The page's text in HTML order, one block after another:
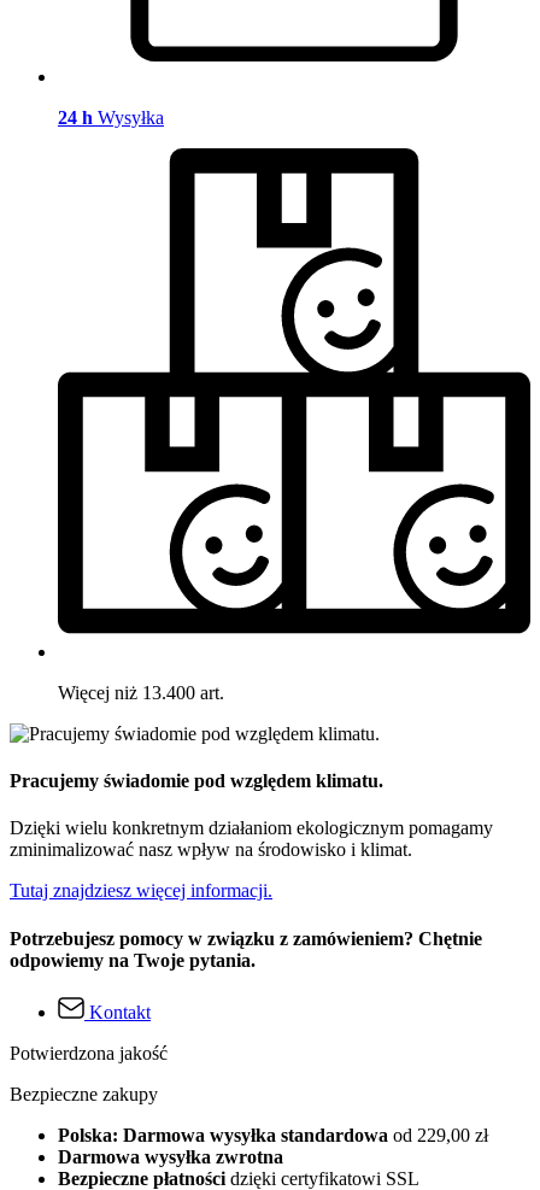
24 h Wysyłka
Więcej niż 13.400 art.
Pracujemy świadomie pod względem klimatu.
Dzięki wielu konkretnym działaniom ekologicznym pomagamy
zminimalizować nasz wpływ na środowisko i klimat.
Tutaj znajdziesz więcej informacji.
Potrzebujesz pomocy w związku z zamówieniem? Chętnie
odpowiemy na Twoje pytania.
Kontakt
Potwierdzona jakość
Bezpieczne zakupy
Polska: Darmowa wysyłka standardowa od 229,00 zł
Darmowa wysyłka zwrotna
Bezpieczne płatności dzięki certyfikatowi SSL